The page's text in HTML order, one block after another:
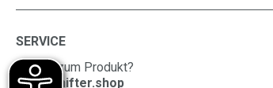
SERVICE
Fragen zum Produkt?
info@shifter.shop